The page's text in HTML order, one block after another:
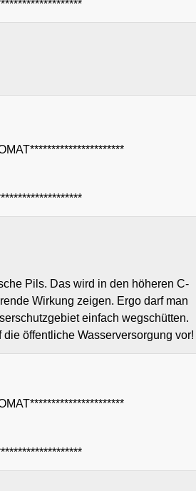
Pils. Das wird in den höheren C-
Wirkung zeigen. Ergo darf man
einfach wegschütten.
öffentliche Wasserversorgung vor!